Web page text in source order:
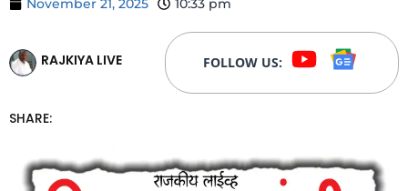
November 21, 2025 10:33 pm
RAJKIYA LIVE FOLLOW US:
SHARE: